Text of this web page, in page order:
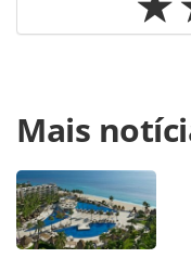
https://
inbound-e-nyc-
2023_196878.html ou
Todo o conteúdo
protegido pela
Não reproduza o
Mais